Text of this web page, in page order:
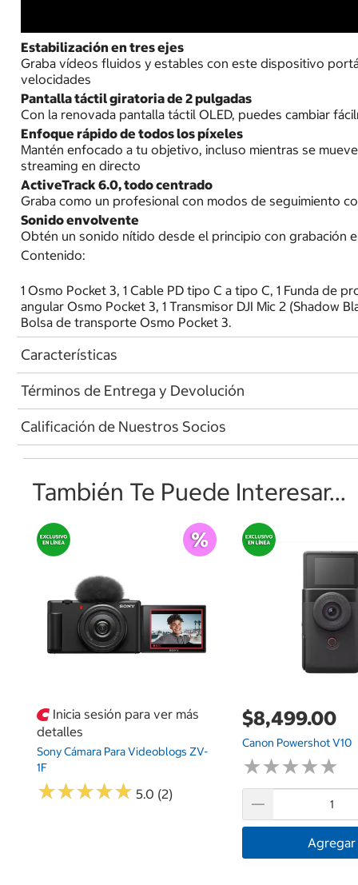
Estabilización en tres ejes
Graba vídeos fluidos y estables con este dispositivo
velocidades
Pantalla táctil giratoria de 2 pulgadas
Con la renovada pantalla táctil OLED, puedes cambiar
Enfoque rápido de todos los píxeles
Mantén enfocado a tu objetivo, incluso mientras se
streaming en directo
ActiveTrack 6.0, todo centrado
Graba como un profesional con modos de seguimiento
Sonido envolvente
Obtén un sonido nítido desde el principio con grabación
Contenido:
1 Osmo Pocket 3, 1 Cable PD tipo C a tipo C, 1 Funda de
angular Osmo Pocket 3, 1 Transmisor DJI Mic 2 (Shadow
Bolsa de transporte Osmo Pocket 3.
Características
Términos de Entrega y Devolución
Calificación de Nuestros Socios
También Te Puede Interesar...
Inicia sesión para ver más
detalles
Sony Cámara Para Videoblogs ZV-
1F
★★★★★
★★★★★ 5.0 (2)
$8,499.00
Canon Powershot V10
★★★★★
★★★★★
Agregar